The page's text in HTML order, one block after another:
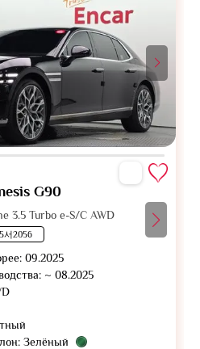
G90
3.5 Turbo e-S/C AWD
서2056
09.2025
~ 08.2025
Зелёный